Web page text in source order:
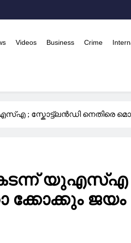
Videos Business Crime
; സ്കോട്ട്ലൻഡി നെതിരെ
യുഎസ്എ ;
ക്കോക്കും ജയം